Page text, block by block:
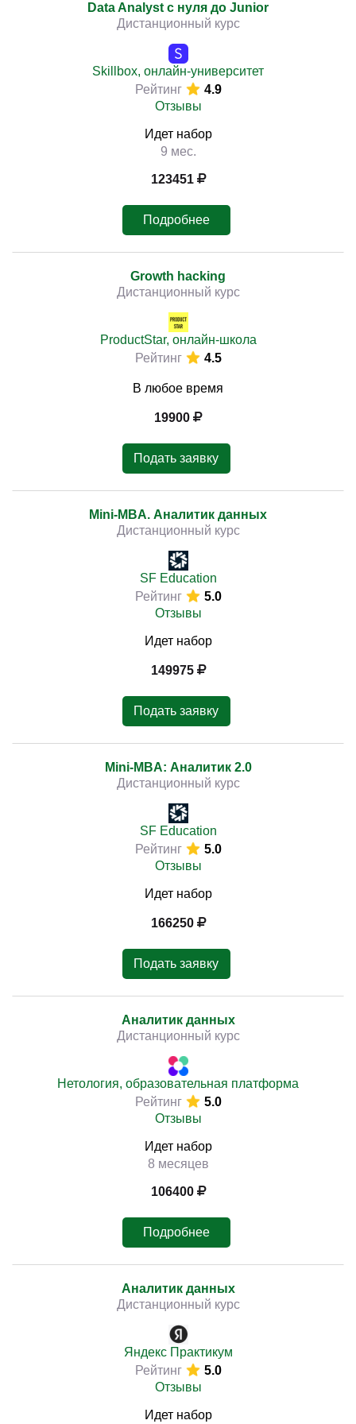
Data Analyst с нуля до Junior
Дистанционный курс
Skillbox, онлайн-университет
Рейтинг
4.9
Отзывы
Идет набор
9 мес.
123451
Подробнее
Growth hacking
Дистанционный курс
ProductStar, онлайн-школа
Рейтинг
4.5
В любое время
19900
Подать заявку
Mini-MBA. Аналитик данных
Дистанционный курс
SF Education
Рейтинг
5.0
Отзывы
Идет набор
149975
Подать заявку
Mini-MBA: Аналитик 2.0
Дистанционный курс
SF Education
Рейтинг
5.0
Отзывы
Идет набор
166250
Подать заявку
Аналитик данных
Дистанционный курс
Нетология, образовательная платформа
Рейтинг
5.0
Отзывы
Идет набор
8 месяцев
106400
Подробнее
Аналитик данных
Дистанционный курс
Яндекс Практикум
Рейтинг
5.0
Отзывы
Идет набор